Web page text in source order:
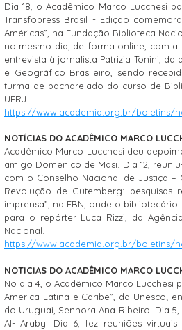
Dia 18, o Acadêmico Marco Lucchesi
Transfopress Brasil - Edição
Américas”, na Fundação Biblioteca
no mesmo dia, de forma online, com a
entrevista à jornalista Patrizia Tonini,
e Geográfico Brasileiro, sendo
turma de bacharelado do curso de
UFRJ.
https://www.academia.org.br/boletins/
NOTÍCIAS DO ACADÊMICO MARCO
Acadêmico Marco Lucchesi deu
amigo Domenico de Masi. Dia 12,
com o Conselho Nacional de Justiça –
Revolução de Gutemberg:
imprensa”, na FBN, onde o
para o repórter Luca Rizzi, da
Nacional.
https://www.academia.org.br/boletins/
NOTICIAS DO ACADÊMICO MARCO
No dia 4, o Acadêmico Marco Lucchesi
America Latina e Caribe”, da Unesco;
do Uruguai, Senhora Ana Ribeiro. Dia
Al- Araby. Dia 6, fez reuniões